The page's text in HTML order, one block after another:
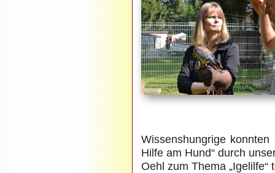
Wissenshungrige
Hilfe am Hund“ durch
Oehl zum Thema „Igelilfe“